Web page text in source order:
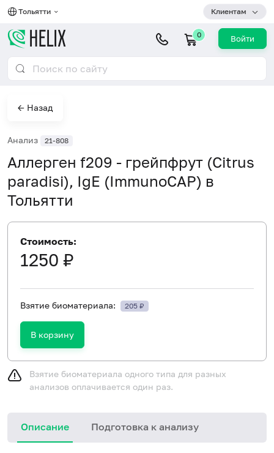
Тольятти Клиентам
0 Войти
← Назад
Анализ 21-808
Аллерген f209 - грейпфрут (Citrus
paradisi), IgE (ImmunoCAP) в
Тольятти
Стоимость:
1250 ₽
Взятие биоматериала: 205 ₽
В корзину
Взятие биоматериала одного типа для разных
анализов оплачивается один раз.
Описание Подготовка к анализу